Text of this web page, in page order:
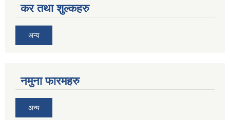
कर तथा शुल्कहरु
अन्य
नमुना फारमहरु
अन्य